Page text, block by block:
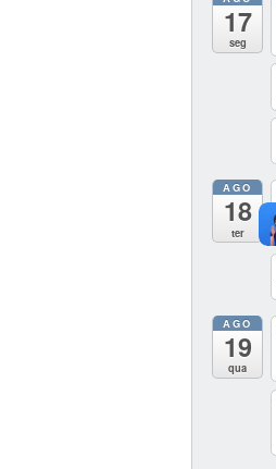
17
seg
AGO
18
ter
AGO
19
qua